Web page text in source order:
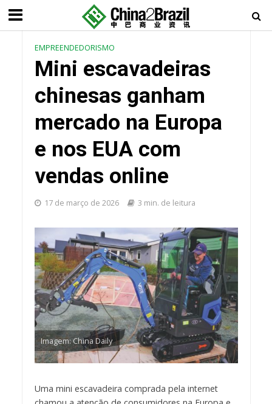
EMPREENDEDORISMO
Mini escavadeiras
chinesas ganham
mercado na Europa
e nos EUA com
vendas online
17 de março de 2026 3 min. de leitura
Imagem: China Daily
Uma mini escavadeira comprada pela internet